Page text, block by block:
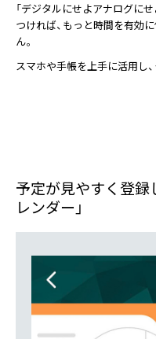
「デジタルにせよアナログに
つければ、もっと時間を有効
ん。
スマホや手帳を上手に活用し
予定が見やすく登録
レンダー」